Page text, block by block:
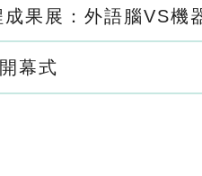
果展：外語腦VS機
幕式